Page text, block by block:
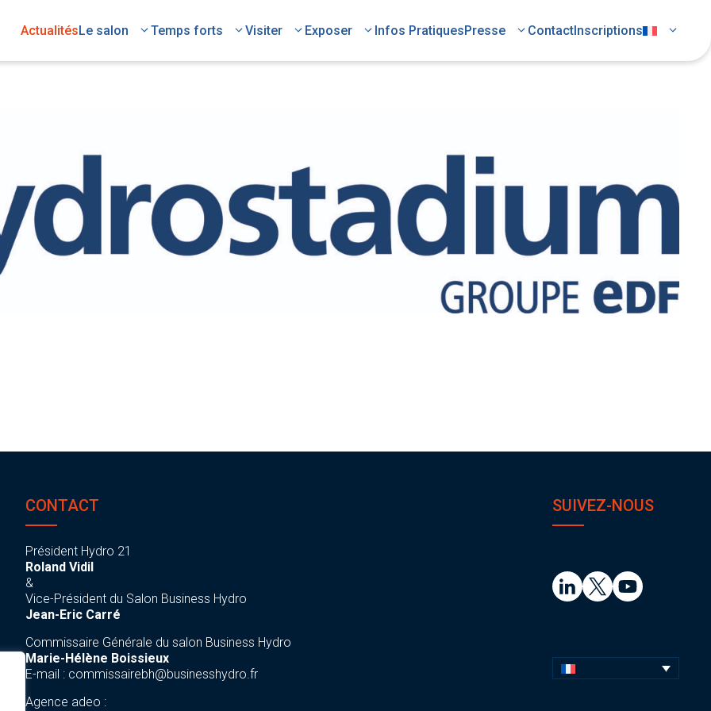
ActualitésLe salon Temps forts Visiter Exposer Infos PratiquesPresse ContactInscriptions
CONTACT
Président Hydro 21
Roland Vidil
&
Vice-Président du Salon Business Hydro
Jean-Eric Carré
Commissaire Générale du salon Business Hydro
Marie-Hélène Boissieux
E-mail : commissairebh@businesshydro.fr
Agence adeo :
SUIVEZ-NOUS